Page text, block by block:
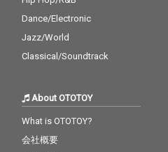
Dance/Electronic
Jazz/World
Classical/Soundtrack
About OTOTOY
What is OTOTOY?
会社概要